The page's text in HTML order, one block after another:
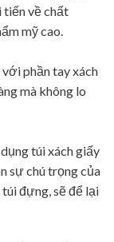
tiến về chất
mỹ cao.
phần tay xách
mà không lo
túi xách giấy
sự chú trọng của
đựng, sẽ để lại